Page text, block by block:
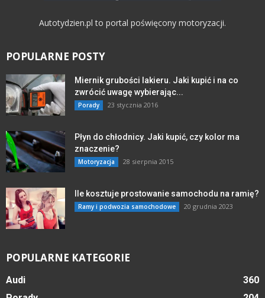
Autotydzien.pl to portal poświęcony motoryzacji.
POPULARNE POSTY
Miernik grubości lakieru. Jaki kupić i na co
zwrócić uwagę wybierając...
Porady 23 stycznia 2016
Płyn do chłodnicy. Jaki kupić, czy kolor ma
znaczenie?
Motoryzacja 28 sierpnia 2015
Ile kosztuje prostowanie samochodu na ramię?
Ramy i podwozia samochodowe 20 grudnia 2023
POPULARNE KATEGORIE
Audi
360